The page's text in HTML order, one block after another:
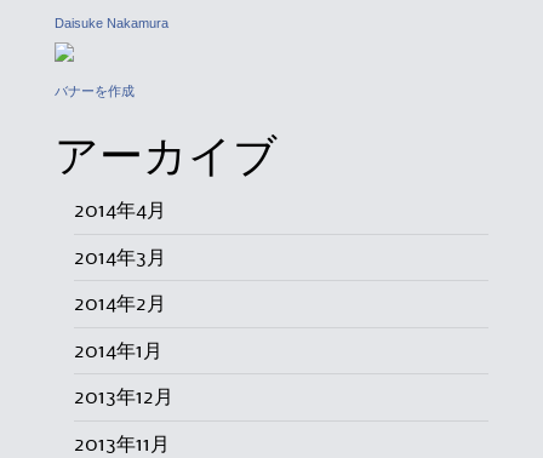
Daisuke Nakamura
バナーを作成
アーカイブ
2014年4月
2014年3月
2014年2月
2014年1月
2013年12月
2013年11月